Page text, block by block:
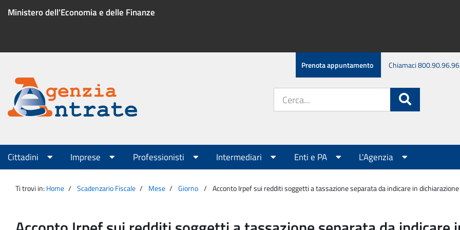
Ministero dell'Economia e delle Finanze
Menu
servizio
Prenota appuntamento Chiamaci 800.90.96.96
Agenzia
Entrate
sito:
Menu
principale
Cittadini Imprese Professionisti Intermediari Enti e PA L'Agenzia
Ti trovi in: Home Scadenzario Fiscale Mese Giorno Acconto Irpef sui redditi soggetti a tassazione separata da indicare in